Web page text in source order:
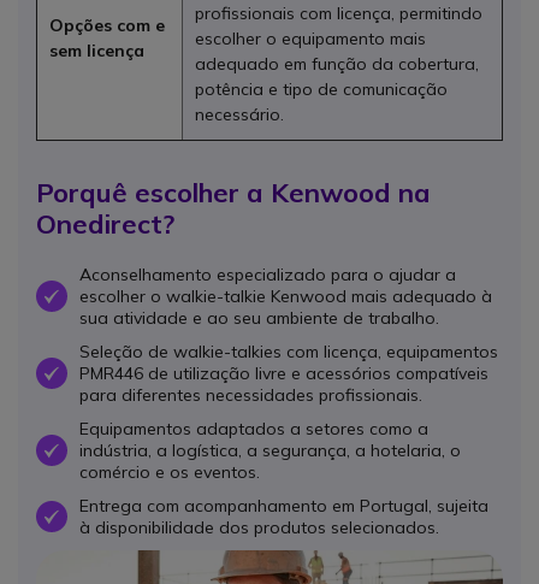
Opções com e
sem licença
profissionais com licença, permitindo
escolher o equipamento mais
adequado em função da cobertura,
potência e tipo de comunicação
necessário.
Porquê escolher a Kenwood na
Onedirect?
OK
Aconselhamento especializado para o ajudar a
escolher o walkie-talkie Kenwood mais adequado à
sua atividade e ao seu ambiente de trabalho.
OK
Seleção de walkie-talkies com licença, equipamentos
PMR446 de utilização livre e acessórios compatíveis
para diferentes necessidades profissionais.
OK
Equipamentos adaptados a setores como a
indústria, a logística, a segurança, a hotelaria, o
comércio e os eventos.
OKEntrega com acompanhamento em Portugal, sujeita
à disponibilidade dos produtos selecionados.